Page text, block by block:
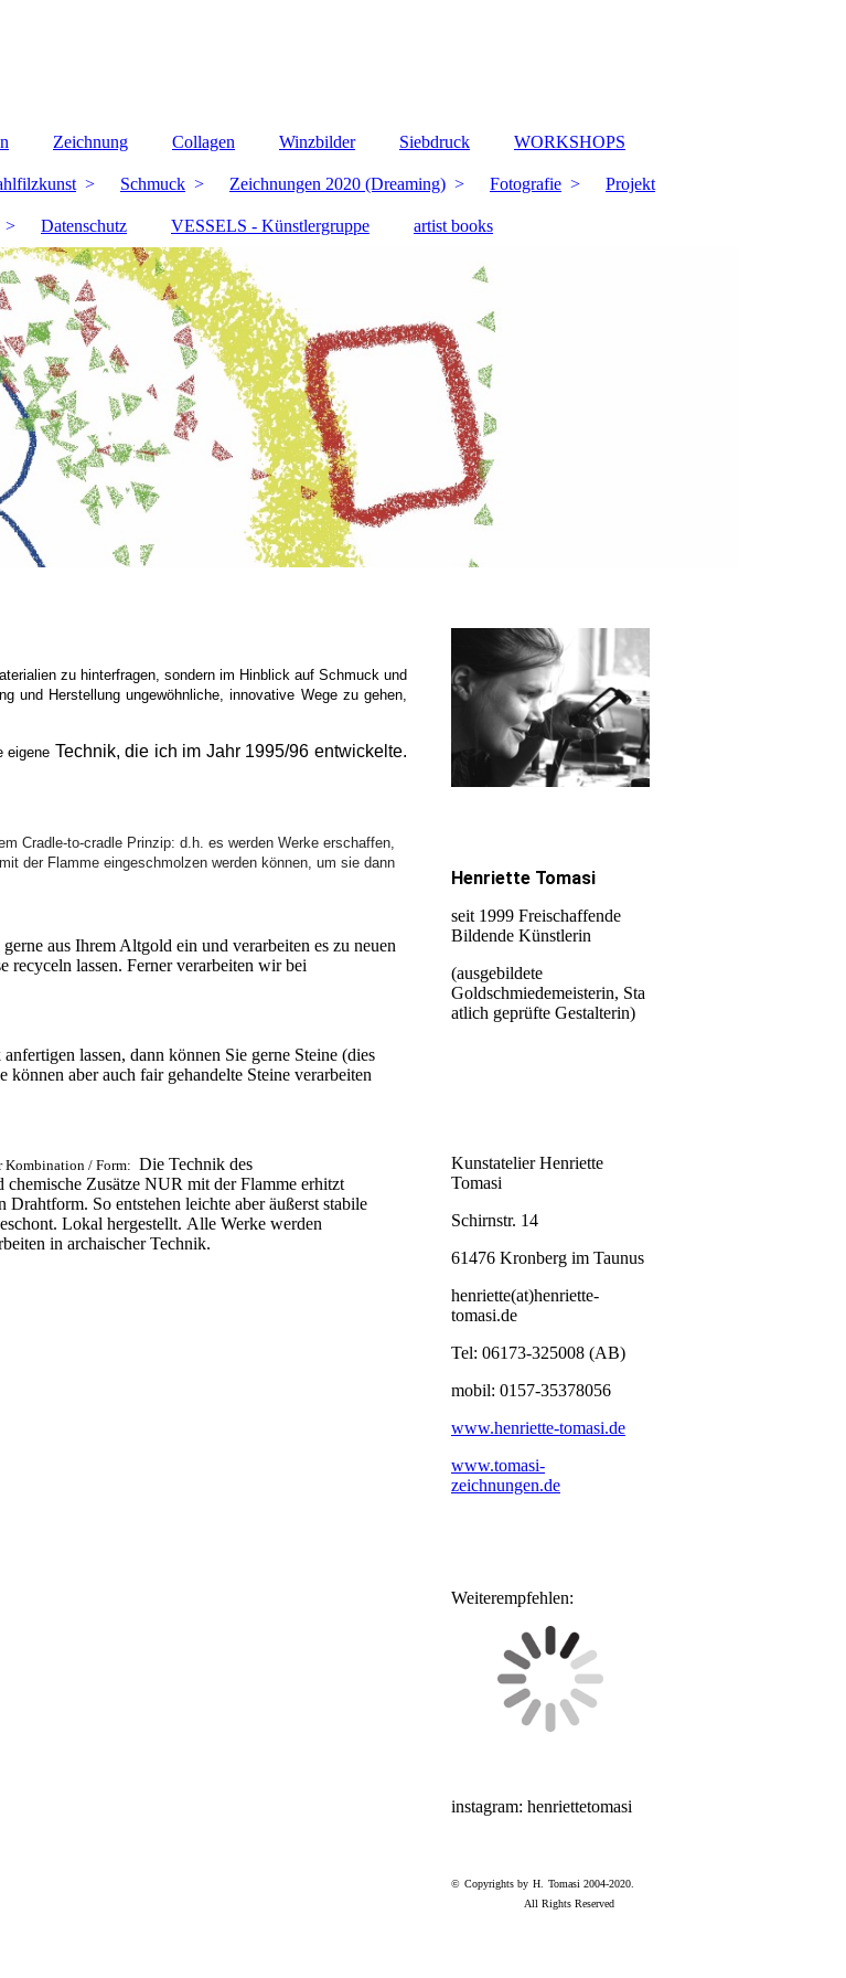
Zeichnung Collagen Winzbilder Siebdruck WORKSHOPS
Schmuck Zeichnungen 2020 (Dreaming) Fotografie Projekt
Datenschutz VESSELS - Künstlergruppe artist books
zu hinterfragen, sondern im Hinblick auf Schmuck und
und Herstellung ungewöhnliche, innovative Wege zu gehen,
eigene Technik, die ich im Jahr 1995/96 entwickelte.
Cradle-to-cradle Prinzip: d.h. es werden Werke erschaffen,
der Flamme eingeschmolzen werden können, um sie dann
aus Ihrem Altgold ein und verarbeiten es zu neuen
recyceln lassen. Ferner verarbeiten wir bei
lassen, dann können Sie gerne Steine (dies
aber auch fair gehandelte Steine verarbeiten
Kombination / Form: Die Technik des
Zusätze NUR mit der Flamme erhitzt
So entstehen leichte aber äußerst stabile
Lokal hergestellt. Alle Werke werden
in archaischer Technik.
Henriette Tomasi
seit 1999 Freischaffende
Bildende Künstlerin
(ausgebildete
Goldschmiedemeisterin, Sta
atlich geprüfte Gestalterin)
Kunstatelier Henriette
Tomasi
Schirnstr. 14
61476 Kronberg im Taunus
henriette(at)henriette-
tomasi.de
Tel: 06173-325008 (AB)
mobil: 0157-35378056
www.henriette-tomasi.de
www.tomasi-
zeichnungen.de
Weiterempfehlen:
instagram: henriettetomasi
© Copyrights by H. Tomasi 2004-2020.
All Rights Reserved